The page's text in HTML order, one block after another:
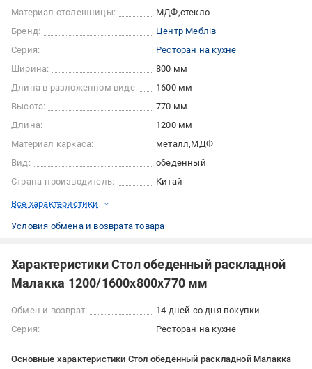
Материал столешницы: МДФ стекло
Бренд:
Центр Меблів
Серия:
Ресторан на кухне
Ширина:
800 мм
Длина в разложенном виде:
1600 мм
Высота:
770 мм
Длина:
1200 мм
Материал каркаса:
металл МДФ
Вид:
обеденный
Страна-производитель:
Китай
Все характеристики
Условия обмена и возврата товара
Характеристики Стол обеденный раскладной
Малакка 1200/1600х800х770 мм
Обмен и возврат:
14 дней со дня покупки
Серия:
Ресторан на кухне
Основные характеристики Стол обеденный раскладной Малакка